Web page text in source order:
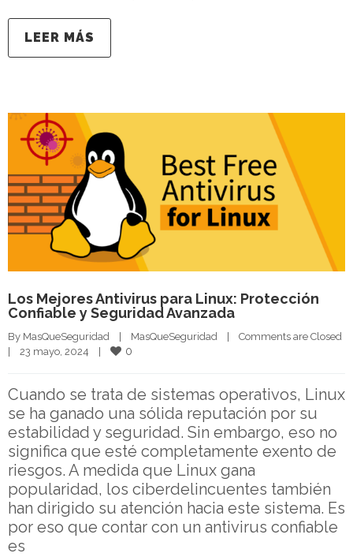
LEER MÁS
Los Mejores Antivirus para Linux: Protección
Confiable y Seguridad Avanzada
By MasQueSeguridad MasQueSeguridad
Comments are Closed
23 mayo, 2024 0
Cuando se trata de sistemas operativos, Linux
se ha ganado una sólida reputación por su
estabilidad y seguridad. Sin embargo, eso no
significa que esté completamente exento de
riesgos. A medida que Linux gana
popularidad, los ciberdelincuentes también
han dirigido su atención hacia este sistema. Es
por eso que contar con un antivirus confiable
es